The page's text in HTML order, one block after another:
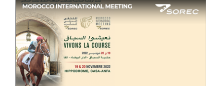
ASMAA MAZZI
ACCOUNT
DIRECTOR
TAHA EL BEIDORI
ART DIRECTOR